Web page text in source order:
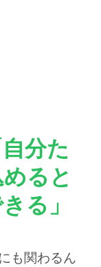
分た
ると
る」
も関わるん